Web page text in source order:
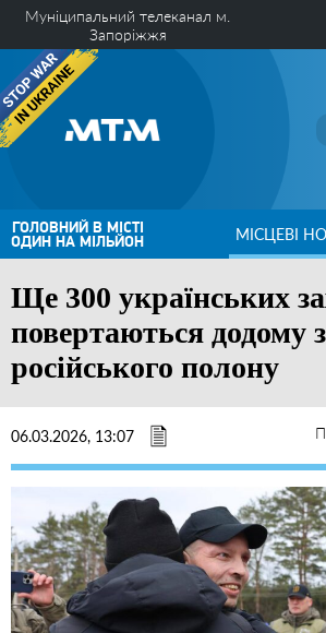
Муніципальний телеканал м.
Запоріжжя
ГОЛОВНИЙ В МІСТІ
ОДИН НА МІЛЬЙОН МІСЦЕВІ
Ще 300 українських
повертаються додому з
російського полону
06.03.2026, 13:07